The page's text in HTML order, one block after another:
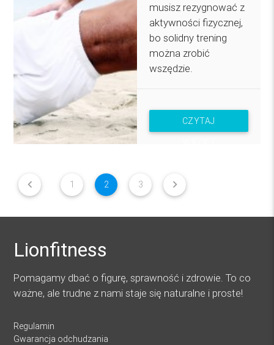
musisz rezygnować z
aktywności fizycznej,
bo solidny trening
można zrobić
wszędzie.
CZYTAJ
chevron_left 1 2 3 chevron_right
Lionfitness
Pomagamy dbać o figurę, sprawność i zdrowie. To co
ważne, ale trudne z nami staje się naturalne i proste!
Regulamin
Gwarancja odchudzania